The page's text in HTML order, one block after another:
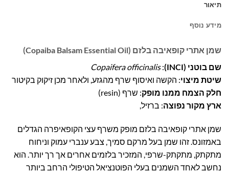
תיאור
מידע נוסף
שמן אתרי קופאיבה בלזם (Copaiba Balsam Essential Oil)
שם בוטני (INCI)
:
Copaifera officinalis
שיטת מיצוי: הקשה ואיסוף שרף מהגזע, ולאחר מכן זיקוק בקיטור
חלק הצמח ממנו מופק: שרף (resin)
ארץ מקור נפוצה: ברזיל,
שמן אתרי קופאיבה בלזם מופק משרף עצי הקופאיפרה הגדלים
באמזונס. זהו שמן בעל מרקם סמיך, צבע ענברי עמוק וניחוח
מתקתק, מתקתק-שרפי, המזכיר בלזמים אחרים אך רך יותר. הוא
נחשב לאחד השמנים בעלי הפוטנציאל הטיפולי הרחב ביותר